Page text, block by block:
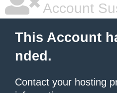
Account
This Account
nded.
Contact your hosting